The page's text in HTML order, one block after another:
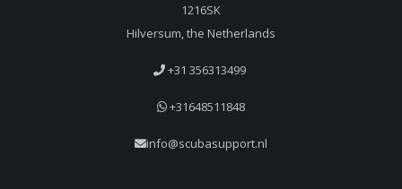
1216SK
Hilversum, the Netherlands
+31 356313499
+31648511848
info@scubasupport.nl